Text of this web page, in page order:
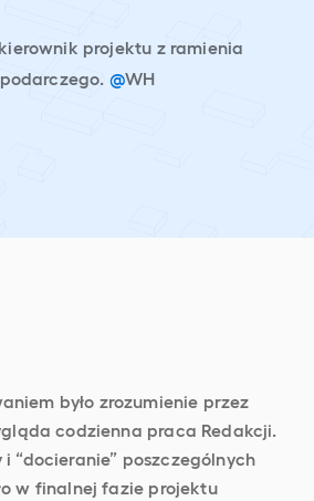
, kierownik projektu z ramienia
@WH
było zrozumienie przez
codzienna praca Redakcji.
“docieranie” poszczególnych
w finalnej fazie projektu